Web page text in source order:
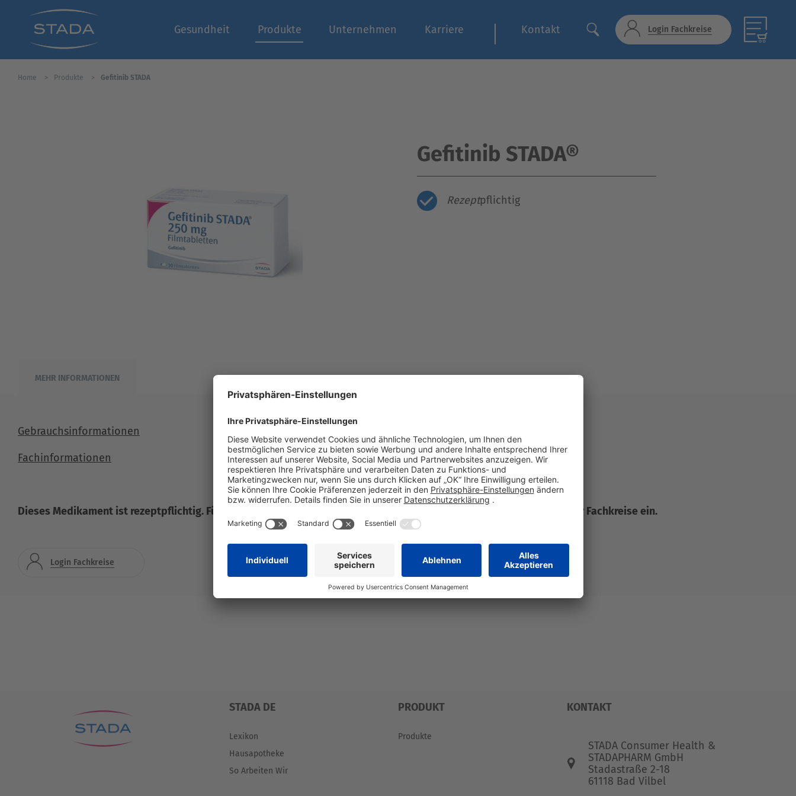
Gesundheit Produkte Unternehmen Karriere Kontakt Login Fachkreise
Home Produkte Gefitinib STADA
Gefitinib STADA®
Rezeptpflichtig
MEHR INFORMATIONEN
Gebrauchsinformationen
Fachinformationen
Dieses Medikament ist rezeptpflichtig. Für mehr Informationen zum Produkt loggen Sie sich bitte auf unserer Seite für Fachkreise ein.
Login Fachkreise
STADA DE
Lexikon
Hausapotheke
So Arbeiten Wir
PRODUKT
Produkte
KONTAKT
STADA Consumer Health &
STADAPHARM GmbH
Stadastraße 2-18
61118 Bad Vilbel